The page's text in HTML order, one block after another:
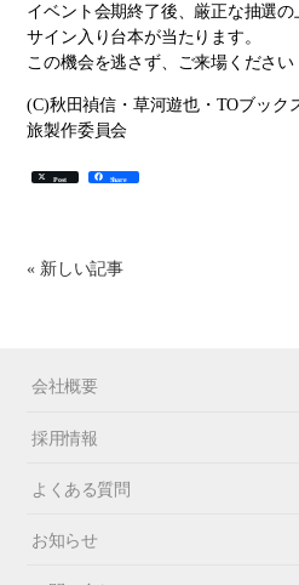
イベント会期終了後、厳正な抽選
サイン入り台本が当たります。
この機会を逃さず、ご来場ください
(C)秋田禎信・草河遊也・TOブック
旅製作委員会
Post Share
« 新しい記事
会社概要
採用情報
よくある質問
お知らせ